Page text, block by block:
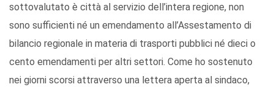
sottovalutato è città al servizio dell’intera regione, non
sono sufficienti né un emendamento all’Assestamento di
bilancio regionale in materia di trasporti pubblici né dieci o
cento emendamenti per altri settori. Come ho sostenuto
nei giorni scorsi attraverso una lettera aperta al sindaco,